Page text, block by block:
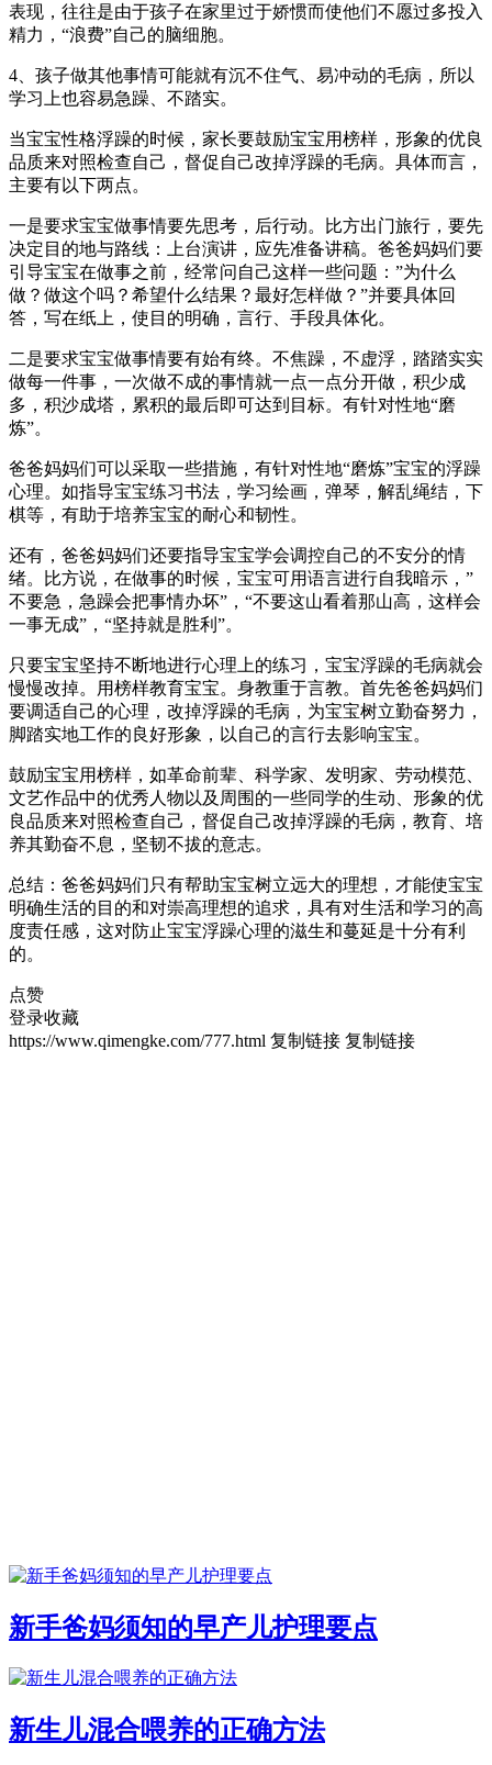
表现，往往是由于孩子在家里过于娇惯而使他们不愿过多投入
精力，“浪费”自己的脑细胞。
4、孩子做其他事情可能就有沉不住气、易冲动的毛病，所以
学习上也容易急躁、不踏实。
当宝宝性格浮躁的时候，家长要鼓励宝宝用榜样，形象的优良
品质来对照检查自己，督促自己改掉浮躁的毛病。具体而言，
主要有以下两点。
一是要求宝宝做事情要先思考，后行动。比方出门旅行，要先
决定目的地与路线：上台演讲，应先准备讲稿。爸爸妈妈们要
引导宝宝在做事之前，经常问自己这样一些问题：”为什么
做？做这个吗？希望什么结果？最好怎样做？”并要具体回
答，写在纸上，使目的明确，言行、手段具体化。
二是要求宝宝做事情要有始有终。不焦躁，不虚浮，踏踏实实
做每一件事，一次做不成的事情就一点一点分开做，积少成
多，积沙成塔，累积的最后即可达到目标。有针对性地“磨
炼”。
爸爸妈妈们可以采取一些措施，有针对性地“磨炼”宝宝的浮躁
心理。如指导宝宝练习书法，学习绘画，弹琴，解乱绳结，下
棋等，有助于培养宝宝的耐心和韧性。
还有，爸爸妈妈们还要指导宝宝学会调控自己的不安分的情
绪。比方说，在做事的时候，宝宝可用语言进行自我暗示，”
不要急，急躁会把事情办坏”，“不要这山看着那山高，这样会
一事无成”，“坚持就是胜利”。
只要宝宝坚持不断地进行心理上的练习，宝宝浮躁的毛病就会
慢慢改掉。用榜样教育宝宝。身教重于言教。首先爸爸妈妈们
要调适自己的心理，改掉浮躁的毛病，为宝宝树立勤奋努力，
脚踏实地工作的良好形象，以自己的言行去影响宝宝。
鼓励宝宝用榜样，如革命前辈、科学家、发明家、劳动模范、
文艺作品中的优秀人物以及周围的一些同学的生动、形象的优
良品质来对照检查自己，督促自己改掉浮躁的毛病，教育、培
养其勤奋不息，坚韧不拔的意志。
总结：爸爸妈妈们只有帮助宝宝树立远大的理想，才能使宝宝
明确生活的目的和对崇高理想的追求，具有对生活和学习的高
度责任感，这对防止宝宝浮躁心理的滋生和蔓延是十分有利
的。
点赞
登录收藏
https://www.qimengke.com/777.html 复制链接 复制链接
新手爸妈须知的早产儿护理要点
新生儿混合喂养的正确方法